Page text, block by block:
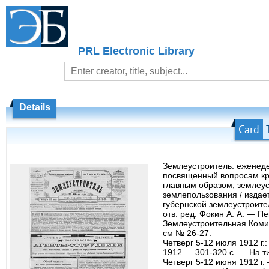
PRL Electronic Library
Details
Card
Землеустроитель:
посвященный вопросам
главным образом,
землепользования /
губернской
отв. ред. Фокин А. А. —
Землеустроительная
см № 26-27.
Четверг 5-12 июля 1912
1912 — 301-320 с. — На
Четверг 5-12 июня 1912